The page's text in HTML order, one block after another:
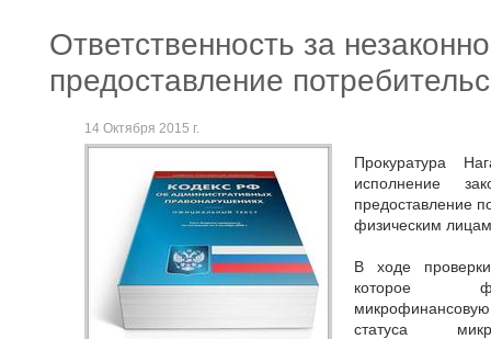
Ответственность за
предоставление
14 Октября 2015 г.
Прокуратура
исполнение
предоставление
физическим
В ходе
которое
статуса